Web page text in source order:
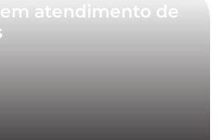
atendimento de